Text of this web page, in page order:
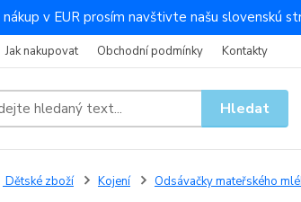
nákup v EUR prosím navštivte našu slovenskú
Jak nakupovat Obchodní podmínky Kontakty
Hledat
Dětské zboží Kojení Odsávačky mateřského